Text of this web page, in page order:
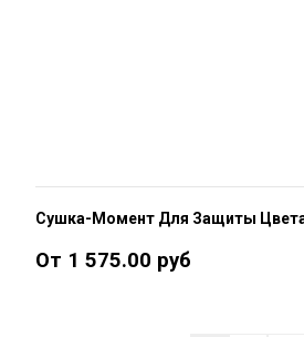
Сушка-Момент Для Защиты Цвета
От 1 575.00 руб